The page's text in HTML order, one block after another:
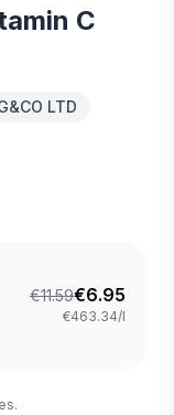
C
LTD
€11.59€6.95
€463.34/l